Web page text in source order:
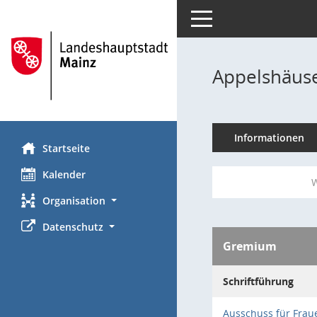
Startseite
Kalender
Organisation
Datenschutz
Toggle navigation
Informationen
Gremium
Schriftführung
Ausschuss für